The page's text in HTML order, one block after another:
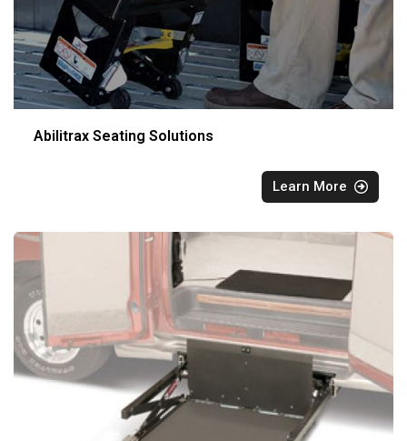
Abilitrax Seating Solutions
Learn More